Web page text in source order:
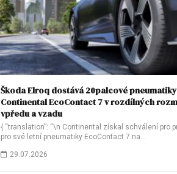
Škoda Elroq dostává 20palcové pneumatiky
Continental EcoContact 7 v rozdílných
vpředu a vzadu
{ “translation”: “\n Continental získal schválení pro
pro své letní pneumatiky EcoContact 7 na…
29.07.2026